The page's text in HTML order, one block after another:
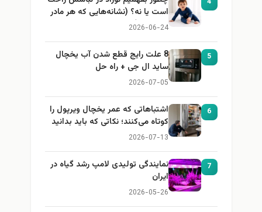
است یا نه؟ (نشانه‌هایی که هر مادر
باید بداند)
2026-06-24
5
8 علت رایج قطع شدن آب یخچال
ساید ال جی + راه حل
2026-07-05
6
اشتباهاتی که عمر یخچال ویرپول را
کوتاه می‌کنند؛ نکاتی که باید بدانید
2026-07-13
7
نمایندگی تولیدی لامپ رشد گیاه در
ایران
2026-05-26